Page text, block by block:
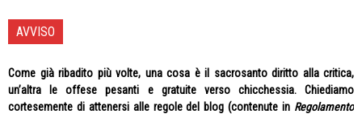
AVVISO
Come già ribadito più volte, una cosa è il sacrosanto diritto alla critica,
un’altra le offese pesanti e gratuite verso chicchessia. Chiediamo
cortesemente di attenersi alle regole del blog (contenute in Regolamento